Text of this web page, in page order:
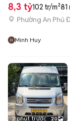
8,3 tỷ102 tr/m²81
Phường An Phú
Minh Huy
2 phút trước 20